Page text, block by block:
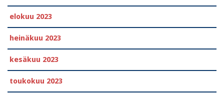
elokuu 2023
heinäkuu 2023
kesäkuu 2023
toukokuu 2023